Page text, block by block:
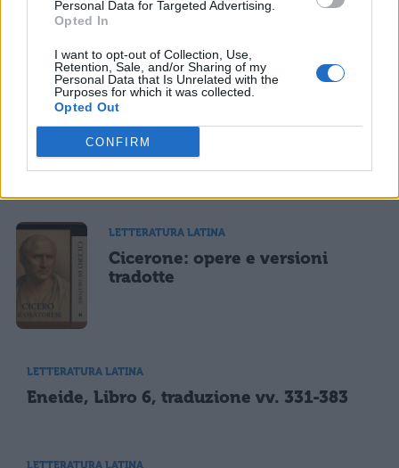
Personal Data for Targeted Advertising.
Opted In
I want to opt-out of Collection, Use,
Retention, Sale, and/or Sharing of my
Personal Data that Is Unrelated with the
Purposes for which it was collected.
Opted Out
CONFIRM
PERIODO CLASSICO
tradotte
LETTERATURA LATINA
Cicerone: opere e versioni
tradotte
LETTERATURA LATINA
Eneide, Libro 6, traduzione vv. 331-383